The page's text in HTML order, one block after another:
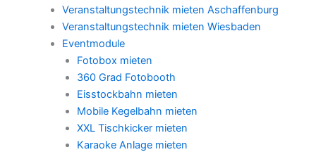
Veranstaltungstechnik mieten Aschaffenburg
Veranstaltungstechnik mieten Wiesbaden
Eventmodule
Fotobox mieten
360 Grad Fotobooth
Eisstockbahn mieten
Mobile Kegelbahn mieten
XXL Tischkicker mieten
Karaoke Anlage mieten